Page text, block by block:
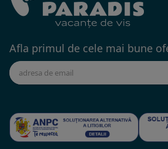
Afla primul de cele mai bune